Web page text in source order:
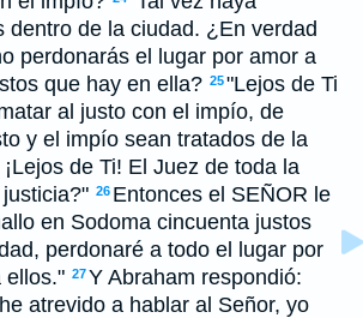
dentro de la ciudad. ¿En verdad
perdonarás el lugar por amor a
que hay en ella? 25"Lejos de Ti
al justo con el impío, de
y el impío sean tratados de la
de Ti! El Juez de toda la
26 Entonces el SEÑOR le
en Sodoma cincuenta justos
perdonaré a todo el lugar por
ellos." 27Y Abraham respondió:
atrevido a hablar al Señor, yo